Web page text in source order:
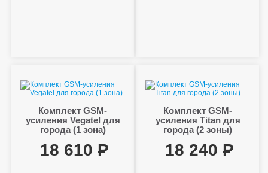
Комплект GSM-
усиления Vegatel для
города (1 зона)
18 610
Комплект GSM-
усиления Titan для
города (2 зоны)
18 240